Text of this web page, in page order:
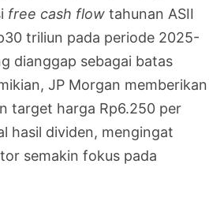
free cash flow tahunan ASII
triliun pada periode 2025-
dianggap sebagai batas
JP Morgan memberikan
target harga Rp6.250 per
hasil dividen, mengingat
semakin fokus pada